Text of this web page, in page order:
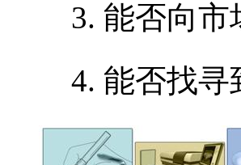
能否向市
能否找寻